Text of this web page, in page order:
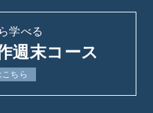
学べる
週末コース
ちら